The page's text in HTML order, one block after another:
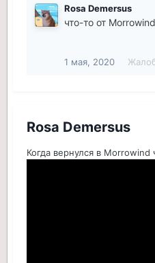
Rosa Demersus
что-то от
1 мая, 2020
Rosa Demersus
Когда вернулся в